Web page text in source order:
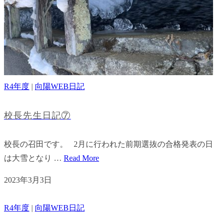
R4年度 | 向陽WEB日記
校長先生日記⑦
校長の召田です。 2月に行われた前期選抜の合格発表の日
は大雪となり … Read More
2023年3月3日
R4年度 | 向陽WEB日記